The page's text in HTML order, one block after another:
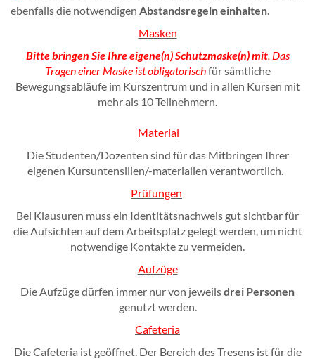
ebenfalls die notwendigen Abstandsregeln einhalten
Masken
Bitte bringen Sie Ihre eigene(n) Schutzmaske(n) mit. Das
Tragen einer Maske ist obligatorischfür sämtliche
Bewegungsabläufe im Kurszentrum und in allen Kursen mit
mehr als 10 Teilnehmern.
Material
Die Studenten/Dozenten sind für das Mitbringen Ihrer
eigenen Kursuntensilien/-materialien verantwortlich.
Prüfungen
Bei Klausuren muss ein Identitätsnachweis gut sichtbar für
die Aufsichten auf dem Arbeitsplatz gelegt werden, um nicht
notwendige Kontakte zu vermeiden.
Aufzüge
Die Aufzüge dürfen immer nur von jeweilsdrei Personen
genutzt werden.
Cafeteria
Die Cafeteria ist geöffnet. Der Bereich des Tresens ist für die